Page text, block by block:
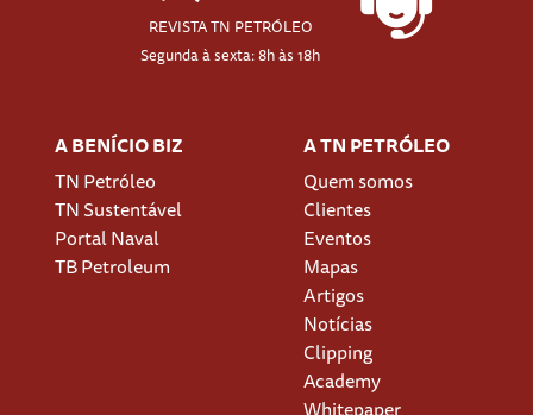
REVISTA TN PETRÓLEO
Segunda à sexta: 8h às 18h
A BENÍCIO BIZ
TN Petróleo
TN Sustentável
Portal Naval
TB Petroleum
A TN PETRÓLEO
Quem somos
Clientes
Eventos
Mapas
Artigos
Notícias
Clipping
Academy
Whitepaper